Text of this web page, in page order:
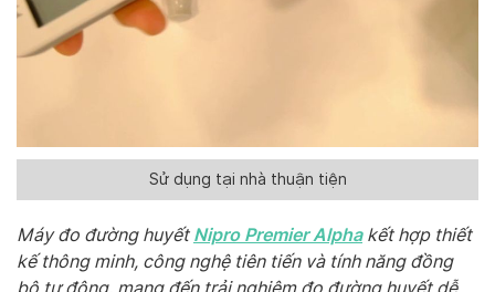
Sử dụng tại nhà thuận tiện
Máy đo đường huyết Nipro Premier Alphakết hợp thiết
kế thông minh, công nghệ tiên tiến và tính năng đồng